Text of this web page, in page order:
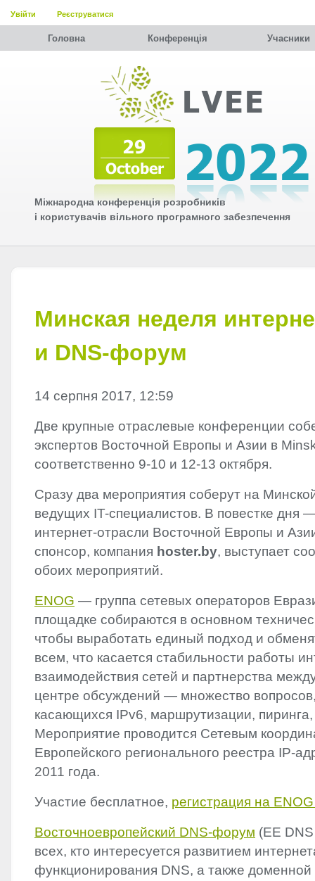
Увійти Реєструватися
Головна Конференція Учасники
Міжнародна конференція розробників
і користувачів вільного програмного забезпечення
Минская неделя
и DNS-форум
14 серпня 2017, 12:59
Две крупные отраслевые конференции
экспертов Восточной Европы и Азии в
соответственно 9-10 и 12-13 октября.
Сразу два мероприятия соберут на
ведущих IT-специалистов. В повестке дня
интернет-отрасли Восточной Европы и
спонсор, компания hoster.by, выступает
обоих мероприятий.
ENOG — группа сетевых операторов
площадке собираются в основном
чтобы выработать единый подход и
всем, что касается стабильности работы
взаимодействия сетей и партнерства
центре обсуждений — множество
касающихся IPv6, маршрутизации,
Мероприятие проводится Сетевым
Европейского регионального реестра IP-
2011 года.
Участие бесплатное, регистрация на ENOG
Восточноевропейский DNS-форум (EE DNS
всех, кто интересуется развитием
функционирования DNS, а также доменной